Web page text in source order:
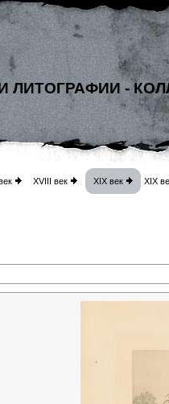
-
XVIII век XIX век XIX